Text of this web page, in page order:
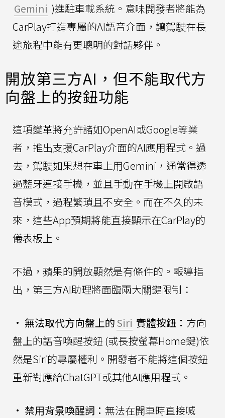
Gemini )進駐車載系統。意味開發者將能為
CarPlay打造專屬的AI語音介面，讓駕駛在長
途旅程中能有更聰明的對話夥伴。
開放第三方AI，但不能取代方
向盤上的按鈕功能
這項變革將允許諸如OpenAI或Google等業
者，推出支援CarPlay介面的AI應用程式。過
去，駕駛如果想在車上用Gemini，通常得透
過藍牙連接手機，並且手動在手機上開啟語
音模式，過程繁瑣且不安全。而在不久的未
來，這些App預期將能直接顯示在CarPlay的
儀表板上。
不過，蘋果的開放顯然是有條件的。報導指
出，第三方AI助理將面臨兩大關鍵限制：
• 無法取代方向盤上的Siri 實體按鈕： 方向
盤上的語音喚醒按鈕 (或長按螢幕Home鍵)依
然是Siri的專屬權利。開發者不能將這個按鈕
重新對應給ChatGPT或其他AI應用程式。
• 禁用背景喚醒詞： 無法在開車時直接喊